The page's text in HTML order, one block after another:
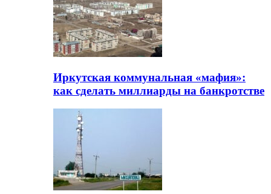
Иркутская коммунальная «мафия»:
как сделать миллиарды на банкротстве